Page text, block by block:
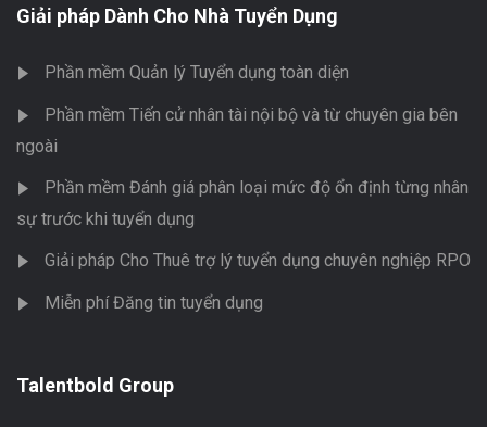
Giải pháp Dành Cho Nhà Tuyển Dụng
Phần mềm Quản lý Tuyển dụng toàn diện
Phần mềm Tiến cử nhân tài nội bộ và từ chuyên gia bên
ngoài
Phần mềm Đánh giá phân loại mức độ ổn định từng nhân
sự trước khi tuyển dụng
Giải pháp Cho Thuê trợ lý tuyển dụng chuyên nghiệp RPO
Miễn phí Đăng tin tuyển dụng
Talentbold Group